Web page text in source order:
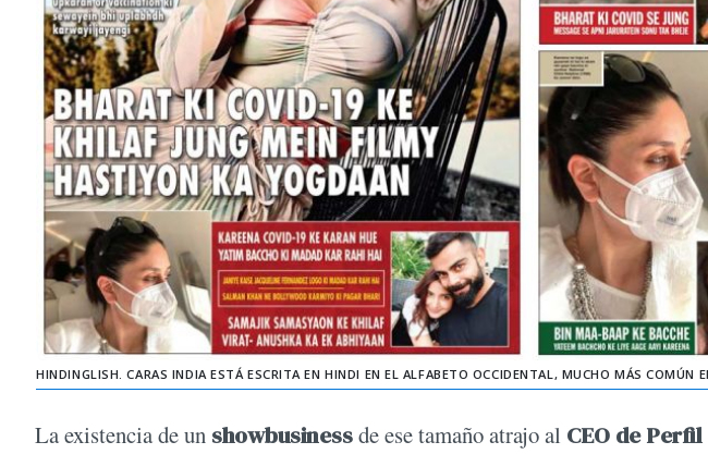
HINDINGLISH. CARAS INDIA ESTÁ ESCRITA EN HINDI EN EL ALFABETO OCCIDENTAL, MUCHO MÁS COMÚN
La existencia de un showbusinessde ese tamaño atrajo al CEO de